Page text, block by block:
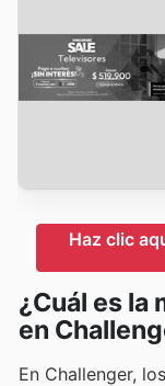
Haz clic
¿Cuál es la
en
En Challenger,